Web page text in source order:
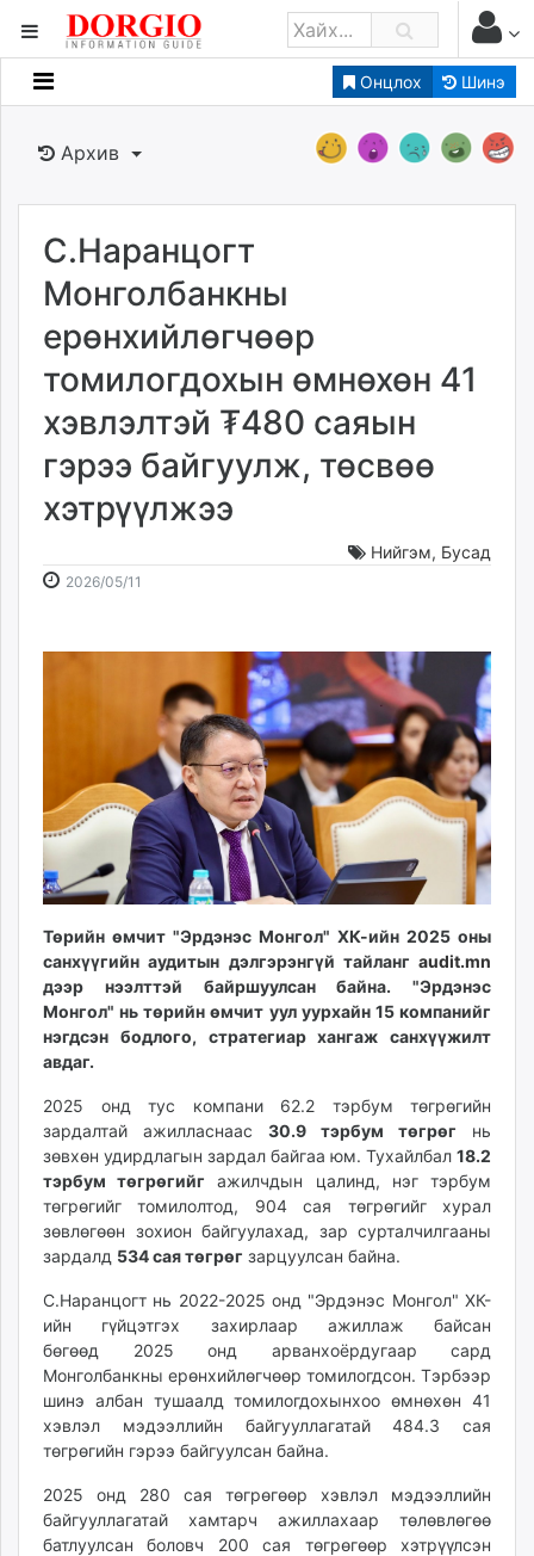
Онцлох Шинэ
Мэдээллийн
Банк санхүү
Бизнес ААН
Төрийн
Нийслэлийн
dorgio.mn
Gogo.mn
news.mn
zindaa.mn
tovch.mn
mnb.mn
zarig.mn
today.mn
zuv.mn
mminfo.mn
ugluu.mn
urlag.mn
unen.mn
asu.mn
shudarga.mn
shuurhai.mn
mglradio.com
fact.mn
itoim.mn
tumen.mn
shuum.mn
times.mn
tvmongolia.mn
mass.mn
unegui.mn
assa.mn
toim.mn
paparazzi.mn
unread.today
Архив
С.Наранцогт
Монголбанкны
ерөнхийлөгчөөр
томилогдохын өмнөхөн 41
хэвлэлтэй ₮480 саяын
гэрээ байгуулж, төсвөө
хэтрүүлжээ
Нийгэм, Бусад
2026/05/11
Төрийн өмчит "Эрдэнэс Монгол" ХК-ийн 2025 оны
санхүүгийн аудитын дэлгэрэнгүй тайланг audit.mn
дээр нээлттэй байршуулсан байна. "Эрдэнэс
Монгол" нь төрийн өмчит уул уурхайн 15 компанийг
нэгдсэн бодлого, стратегиар хангаж санхүүжилт
авдаг.
2025 онд тус компани 62.2 тэрбум төгрөгийн
зардалтай ажилласнаас 30.9 тэрбум төгрөг нь
зөвхөн удирдлагын зардал байгаа юм. Тухайлбал 18.2
тэрбум төгрөгийг ажилчдын цалинд, нэг тэрбум
төгрөгийг томилолтод, 904 сая төгрөгийг хурал
зөвлөгөөн зохион байгуулахад, зар сурталчилгааны
зардалд 534 сая төгрөг зарцуулсан байна.
С.Наранцогт нь 2022-2025 онд "Эрдэнэс Монгол" ХК-
ийн гүйцэтгэх захирлаар ажиллаж байсан
бөгөөд 2025 онд арванхоёрдугаар сард
Монголбанкны ерөнхийлөгчөөр томилогдсон. Тэрбээр
шинэ албан тушаалд томилогдохынхоо өмнөхөн 41
хэвлэл мэдээллийн байгууллагатай 484.3 сая
төгрөгийн гэрээ байгуулсан байна.
2025 онд 280 сая төгрөгөөр хэвлэл мэдээллийн
байгууллагатай хамтарч ажиллахаар төлөвлөгөө
батлуулсан боловч 200 сая төгрөгөөр хэтрүүлсэн